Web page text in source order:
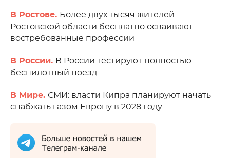
В Ростове. Более двух тысяч жителей
Ростовской области бесплатно осваивают
востребованные профессии
В России. В России тестируют полностью
беспилотный поезд
В Мире. СМИ: власти Кипра планируют начать
снабжать газом Европу в 2028 году